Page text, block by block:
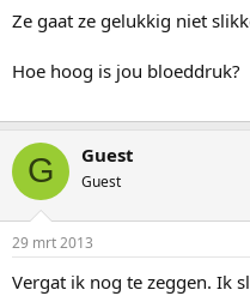
Ze gaat ze gelukkig niet
Hoe hoog is jou bloeddruk?
G Guest
Guest
29 mrt 2013
Vergat ik nog te zeggen. Ik